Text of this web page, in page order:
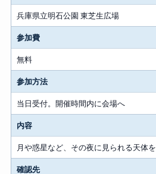
兵庫県立明石公園 東芝生広場
参加費
無料
参加方法
当日受付。開催時間内に会場へ
内容
月や惑星など、その夜に見られる天体
確認先